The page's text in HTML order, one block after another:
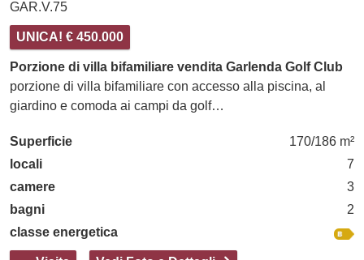
GAR.V.75
UNICA! € 450.000
Porzione di villa bifamiliare vendita Garlenda Golf Club
porzione di villa bifamiliare con accesso alla piscina, al
giardino e comoda ai campi da golf…
Superficie
170/186 m²
locali
7
camere
3
bagni
2
classe energetica